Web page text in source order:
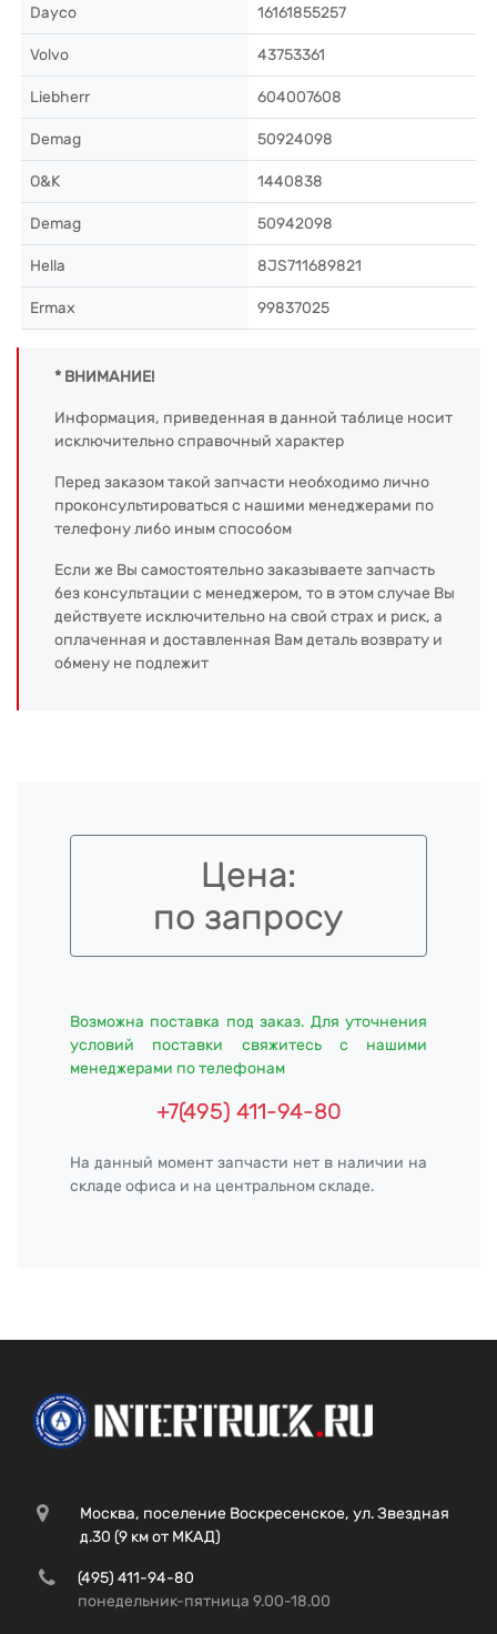
Dayco 16161855257
Volvo 43753361
Liebherr 604007608
Demag 50924098
O&K 1440838
Demag 50942098
Hella 8JS711689821
Ermax 99837025
* ВНИМАНИЕ!
Информация, приведенная в данной таблице носит
исключительно справочный характер
Перед заказом такой запчасти необходимо лично
проконсультироваться с нашими менеджерами по
телефону либо иным способом
Если же Вы самостоятельно заказываете запчасть
без консультации с менеджером, то в этом случае Вы
действуете исключительно на свой страх и риск, а
оплаченная и доставленная Вам деталь возврату и
обмену не подлежит
Цена:
по запросу
Возможна поставка под заказ. Для уточнения
условий поставки свяжитесь с нашими
менеджерами по телефонам
+7(495) 411-94-80
На данный момент запчасти нет в наличии на
складе офиса и на центральном складе.
Москва, поселение Воскресенское, ул. Звездная
д.30 (9 км от МКАД)
(495) 411-94-80
понедельник-пятница 9.00-18.00